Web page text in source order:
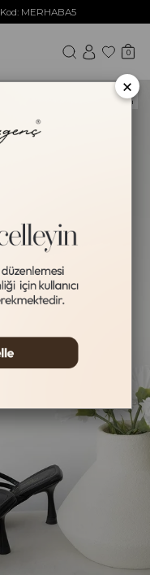
Kod: MERHABA5
0
Yeni Ürün
×